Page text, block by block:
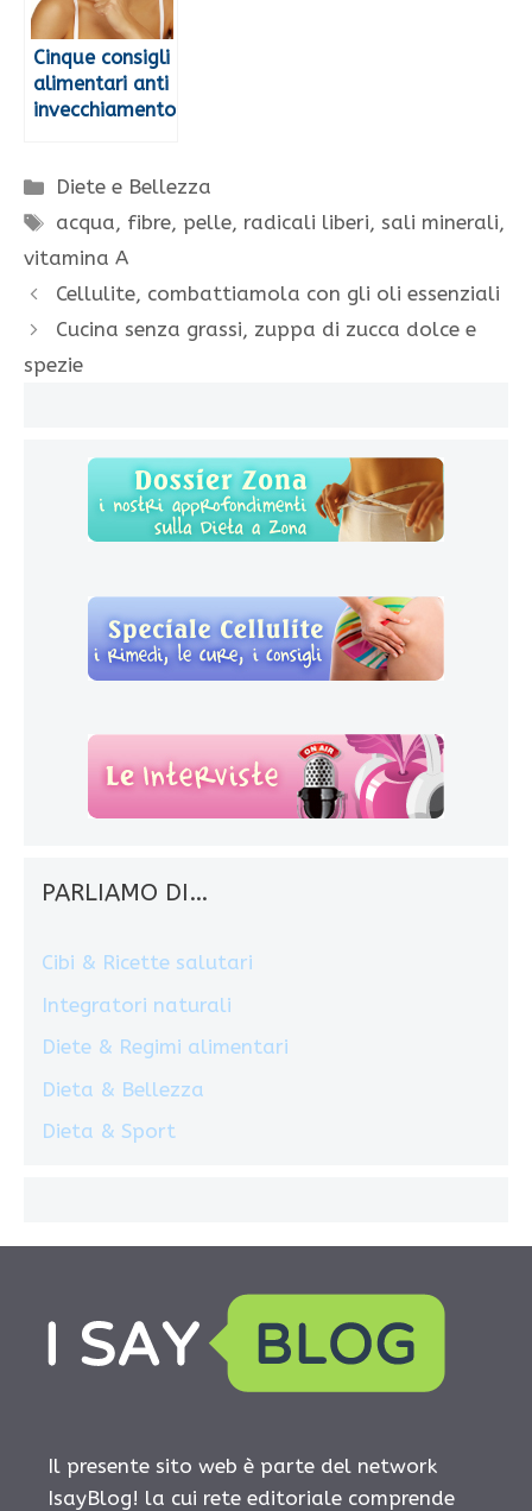
Cinque consigli
alimentari anti
invecchiamento
Categorie
Diete e Bellezza
Tag
acqua, fibre, pelle, radicali liberi,sali minerali,
vitamina A
Cellulite, combattiamola con gli oli essenziali
Cucina senza grassi, zuppa di zucca dolce e
spezie
PARLIAMO DI…
Cibi & Ricette salutari
Integratori naturali
Diete & Regimi alimentari
Dieta & Bellezza
Dieta & Sport
Il presente sito web è parte del network
IsayBlog! la cui rete editoriale comprende